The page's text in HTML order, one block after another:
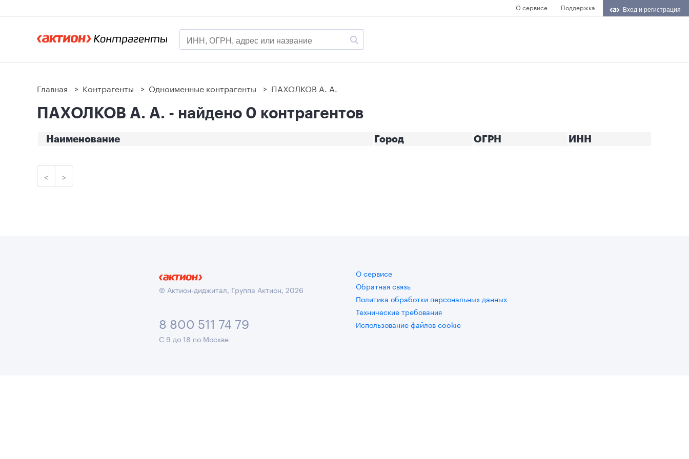
О сервисе Поддержка Вход и регистрация
Главная > Контрагенты > Одноименные контрагенты > ПАХОЛКОВ А. А.
ПАХОЛКОВ А. А. - найдено 0 контрагентов
Наименование Город ОГРН ИНН
< >
© Актион-диджитал, Группа Актион, 2026
8 800 511 74 79
С 9 до 18 по Москве
О сервисе
Обратная связь
Политика обработки персональных данных
Технические требования
Использование файлов cookie